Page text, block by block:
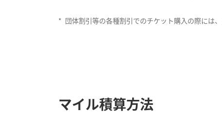
* 団体割引等の各種割引でのチケット購入の際には
マイル積算方法